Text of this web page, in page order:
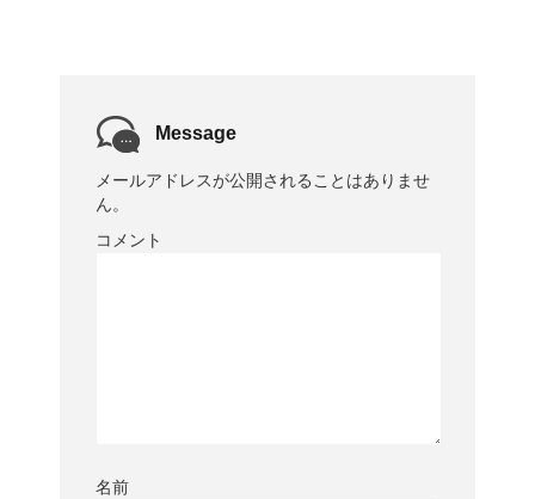
Message
メールアドレスが公開されることはありませ
ん。
コメント
名前